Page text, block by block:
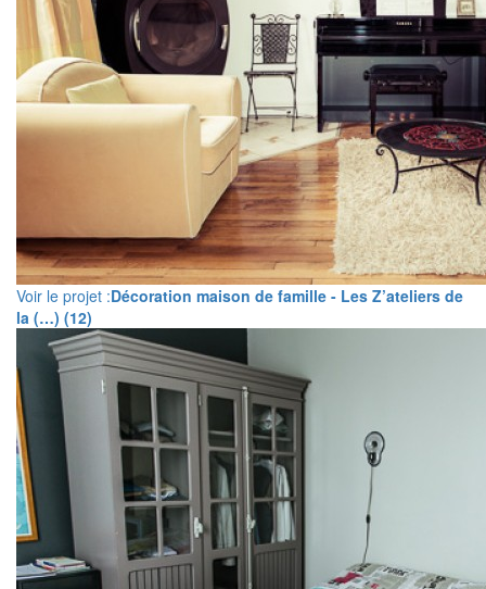
Voir le projet :Décoration maison de famille - Les Z’ateliers de
la (…) (12)